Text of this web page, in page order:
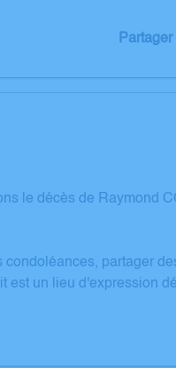
Partager
le décès de Raymond
partager
est un lieu d'expression